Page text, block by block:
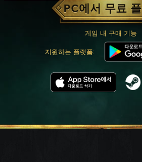
PC에서 무료
게임 내 구매 기능
지원하는 플랫폼: